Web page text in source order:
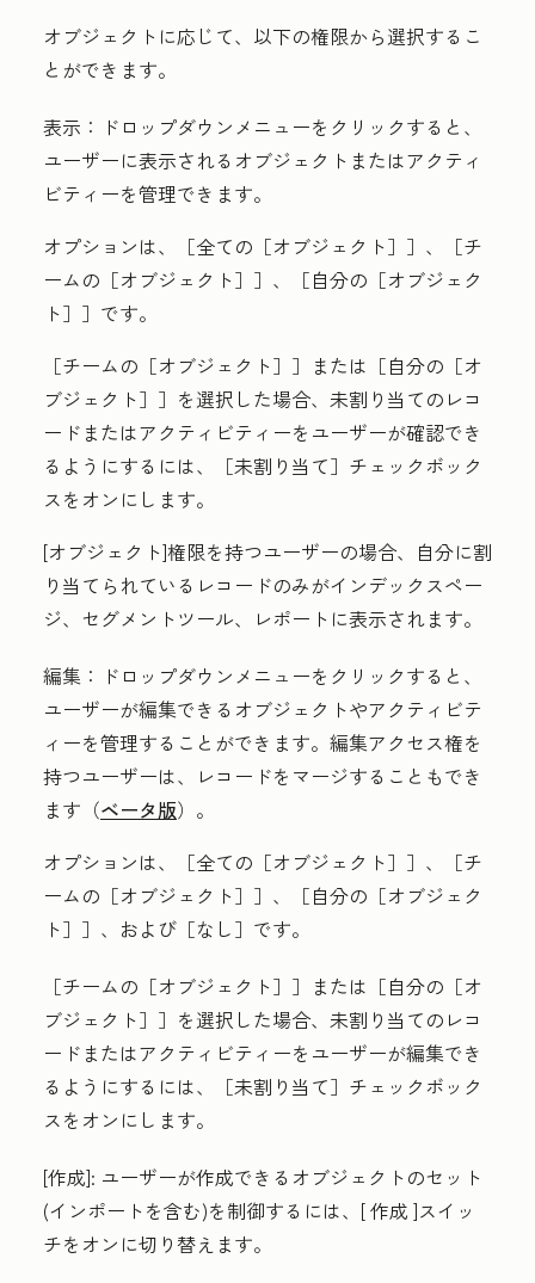
オブジェクトに応じて、以下の権限から選択するこ
とができます。
表示 ： ドロップダウンメニューをクリックすると、
ユーザーに表示されるオブジェクトまたはアクティ
ビティーを管理できます。
オプションは、［全ての［オブジェクト］］ 、［チ
ームの［オブジェクト］］ 、［自分の［オブジェク
ト］］ です。
［チームの［オブジェクト］］ または［自分の［オ
ブジェクト］］ を選択した場合、未割り当てのレコ
ードまたはアクティビティーをユーザーが確認でき
るようにするには、［未割り当て］ チェックボック
スをオンにします。
[オブジェクト]権限を持つユーザーの場合、自分に割
り当てられているレコードのみがインデックスペー
ジ、セグメントツール、レポートに表示されます。
編集 ： ドロップダウンメニューをクリックすると、
ユーザーが編集できるオブジェクトやアクティビテ
ィーを管理することができます。編集アクセス権を
持つユーザーは、レコードをマージすることもでき
ます（ベータ版）。
オプションは、［全ての［オブジェクト］］ 、［チ
ームの［オブジェクト］］ 、［自分の［オブジェク
ト］］ 、および［なし］ です。
［チームの［オブジェクト］］ または［自分の［オ
ブジェクト］］ を選択した場合、未割り当てのレコ
ードまたはアクティビティーをユーザーが編集でき
るようにするには、［未割り当て］ チェックボック
スをオンにします。
[作成]: ユーザーが作成できるオブジェクトのセット
(インポートを含む)を制御する には、[作成 ]スイッ
チをオン に切り替えます。